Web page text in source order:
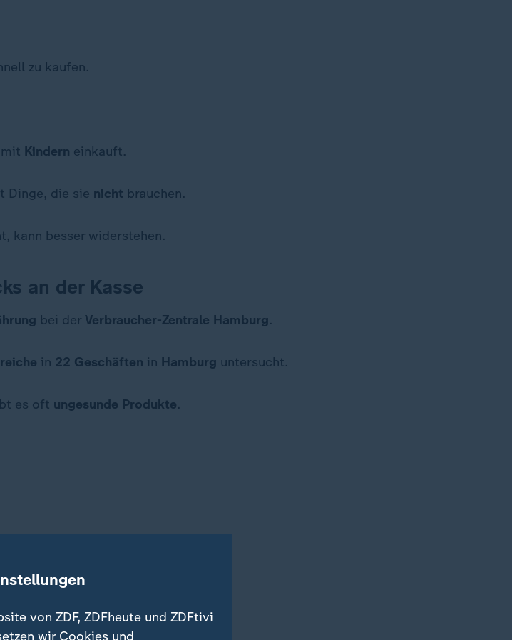
zu kaufen.
Kindern einkauft.
Dinge, die sie nicht brauchen.
kann besser widerstehen.
an der Kasse
bei der Verbraucher-Zentrale Hamburg.
in 22 Geschäften in Hamburg untersucht.
es oft ungesunde Produkte.
von ZDF, ZDFheute und ZDFtivi
wir Cookies und